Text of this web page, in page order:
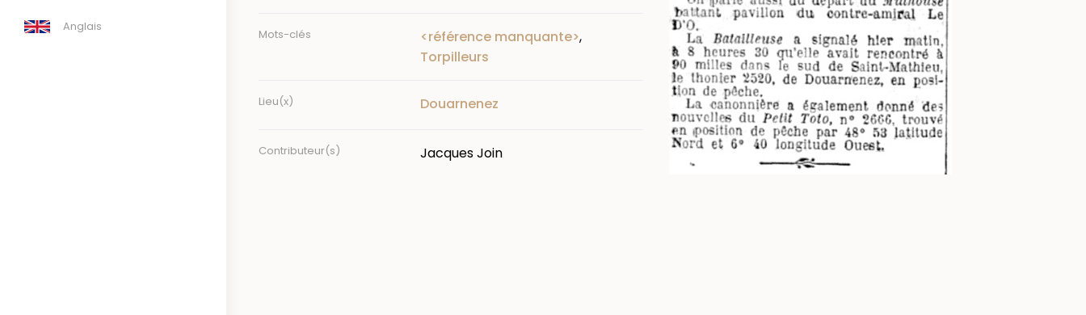
Anglais
Mots-clés <référence manquante>,
Torpilleurs
Lieu(x) Douarnenez
Contributeur(s) Jacques Join